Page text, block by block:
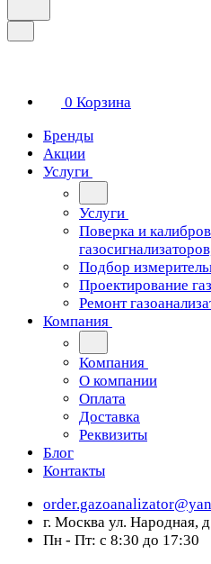
0 Корзина
Бренды
Акции
Услуги
Услуги
Поверка и
Подбор
Проектирование
Ремонт
Компания
Компания
О компании
Оплата
Доставка
Реквизиты
Блог
Контакты
г. Москва ул. Народная,
Пн - Пт: с 8:30 до 17:30